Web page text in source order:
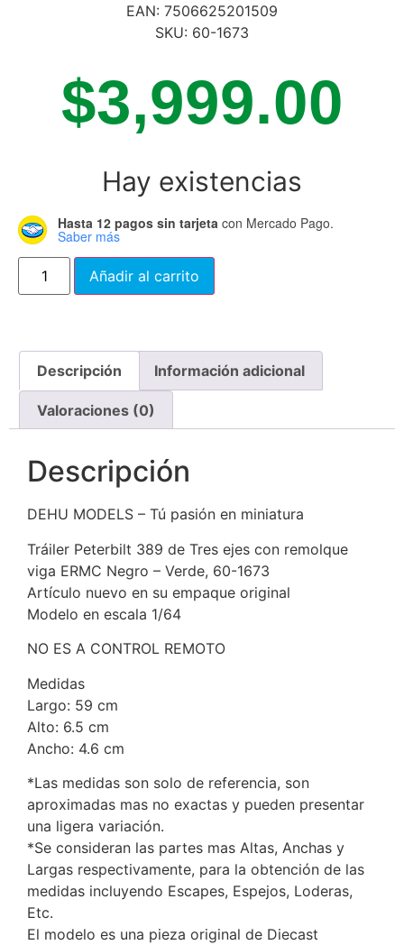
EAN: 7506625201509
SKU: 60-1673
$3,999.00
Hay existencias
Hasta 12 pagos sin tarjeta con Mercado Pago.
Saber más
Añadir al carrito
Descripción Información adicional
Valoraciones (0)
Descripción
DEHU MODELS – Tú pasión en miniatura
Tráiler Peterbilt 389 de Tres ejes con remolque
viga ERMC Negro – Verde, 60-1673
Artículo nuevo en su empaque original
Modelo en escala 1/64
NO ES A CONTROL REMOTO
Medidas
Largo: 59 cm
Alto: 6.5 cm
Ancho: 4.6 cm
*Las medidas son solo de referencia, son
aproximadas mas no exactas y pueden presentar
una ligera variación.
*Se consideran las partes mas Altas, Anchas y
Largas respectivamente, para la obtención de las
medidas incluyendo Escapes, Espejos, Loderas,
Etc.
El modelo es una pieza original de Diecast